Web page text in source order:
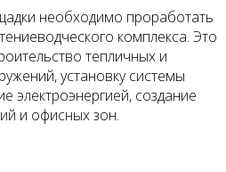
необходимо проработать
комплекса. Это
тепличных и
установку системы
электроэнергией, создание
и офисных зон.